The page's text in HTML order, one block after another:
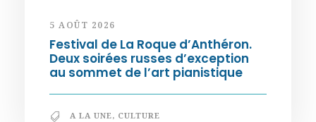
5 AOÛT 2026
Festival de La Roque d’Anthéron.
Deux soirées russes d’exception
au sommet de l’art pianistique
A LA UNE, CULTURE